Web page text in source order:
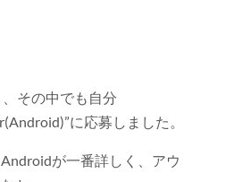
その中でも自分
に応募しました。
が一番詳しく、アウ